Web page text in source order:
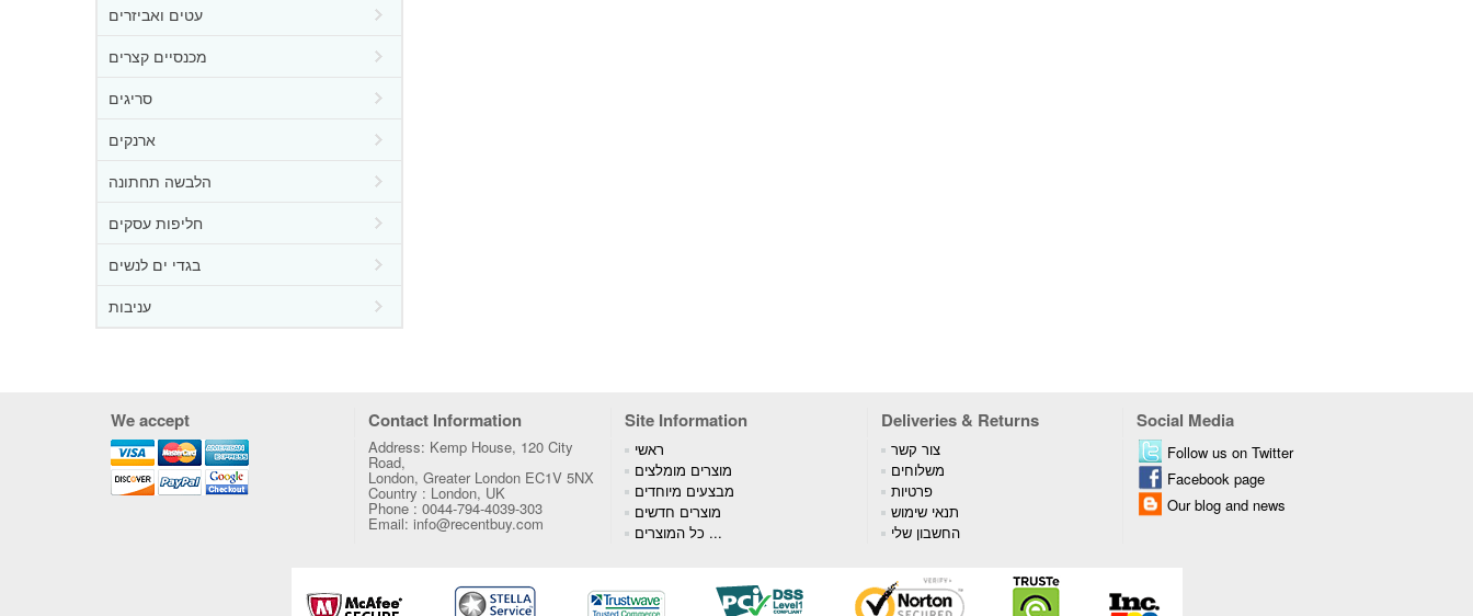
עטים ואביזרים
מכנסיים קצרים
סריגים
ארנקים
הלבשה תחתונה
חליפות עסקים
בגדי ים לנשים
עניבות
We accept Contact Information Site Information Deliveries & Returns Social Media
Address: Kemp House, 120 City
Road,
London, Greater London EC1V 5NX
Country : London, UK
Phone : 0044-794-4039-303
Email: info@recentbuy.com
ראשי
מוצרים מומלצים
מבצעים מיוחדים
מוצרים חדשים
כל המוצרים ...
צור קשר
משלוחים
פרטיות
תנאי שימוש
החשבון שלי
Follow us on Twitter
Facebook page
Our blog and news